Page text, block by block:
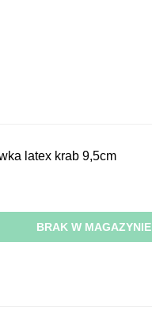
latex krab 9,5cm
BRAK W MAGAZYNIE